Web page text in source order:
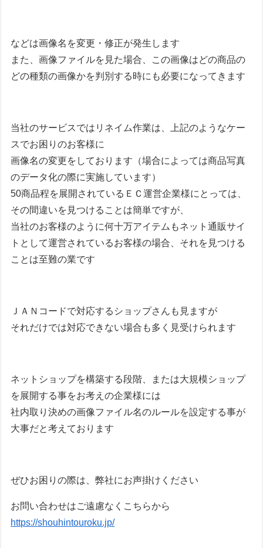
などは画像名を変更・修正が発生します
また、画像ファイルを見た場合、この画像はどの商品の
どの種類の画像かを判別する時にも必要になってきます
当社のサービスではリネイム作業は、上記のようなケー
スでお困りのお客様に
画像名の変更をしております（場合によっては商品写真
のデータ化の際に実施しています）
50商品程を展開されているＥＣ運営企業様にとっては、
その間違いを見つけることは簡単ですが、
当社のお客様のように何十万アイテムもネット通販サイ
トとして運営されているお客様の場合、それを見つける
ことは至難の業です
ＪＡＮコードで対応するショップさんも見ますが
それだけでは対応できない場合も多く見受けられます
ネットショップを構築する段階、または大規模ショップ
を展開する事をお考えの企業様には
社内取り決めの画像ファイル名のルールを設定する事が
大事だと考えております
ぜひお困りの際は、弊社にお声掛けください
お問い合わせはご遠慮なくこちらから
https://shouhintouroku.jp/